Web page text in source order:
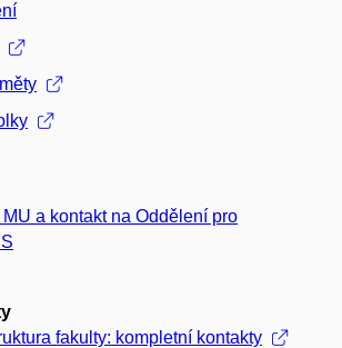
a kontakt na Oddělení pro
fakulty: kompletní kontakty